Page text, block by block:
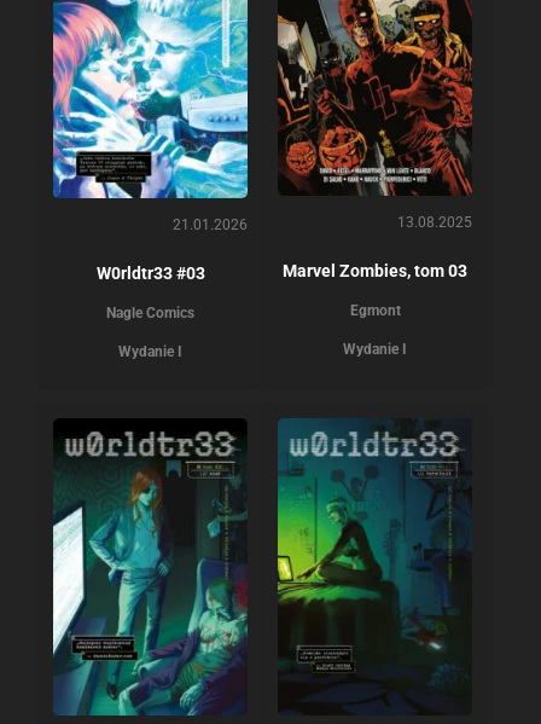
21.01.2026
W0rldtr33 #03
Nagle Comics
Wydanie I
13.08.2025
Marvel Zombies, tom 03
Egmont
Wydanie I